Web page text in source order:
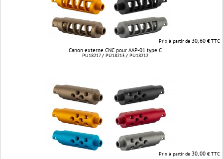
Prix à partir de 30, 60€ TTC
Canon externe CNC pour AAP-01 type C
PU18217 / PU18213 / PU18212
Prix à partir de 30, 00€ TTC